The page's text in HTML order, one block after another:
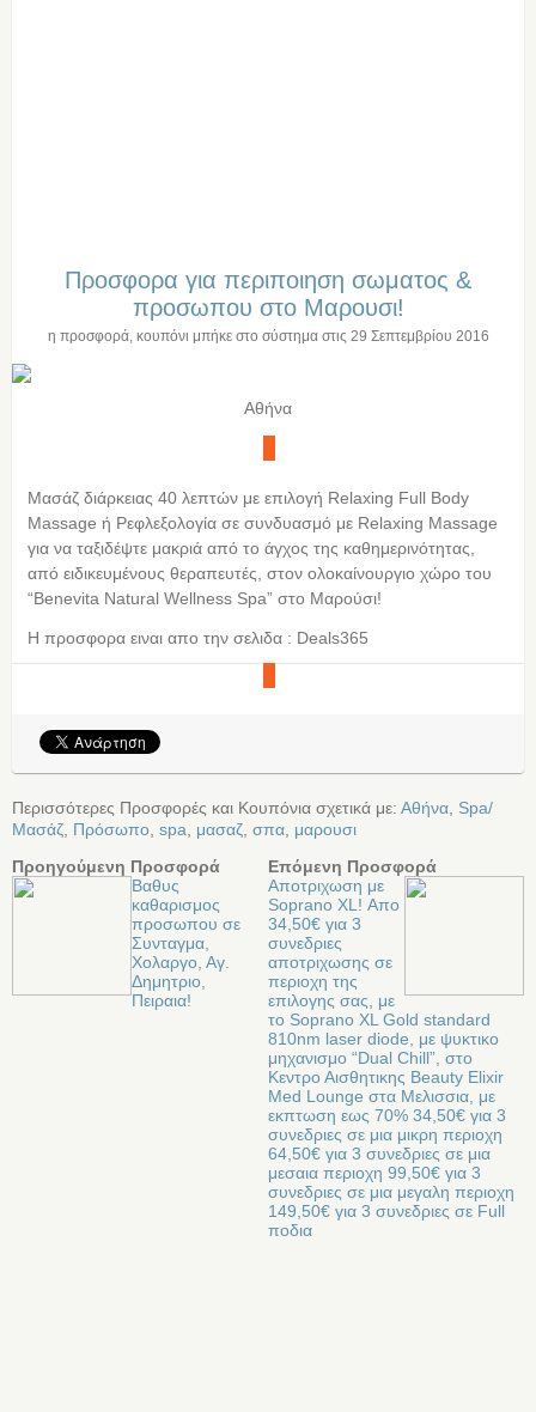
Προσφορα για περιποιηση σωματος &
προσωπου στο Μαρουσι!
η προσφορά, κουπόνι μπήκε στο σύστημα στις 29 Σεπτεμβρίου 2016
Αθήνα
Μασάζ διάρκειας 40 λεπτών με επιλογή Relaxing Full Body
Massage ή Ρεφλεξολογία σε συνδυασμό με Relaxing Massage
για να ταξιδέψτε μακριά από το άγχος της καθημερινότητας,
από ειδικευμένους θεραπευτές, στον ολοκαίνουργιο χώρο του
“Benevita Natural Wellness Spa” στο Μαρούσι!
Η προσφορα ειναι απο την σελιδα : Deals365
Περισσότερες Προσφορές και Κουπόνια σχετικά με: Αθήνα Spa/
Μασάζ Πρόσωπο spa μασαζ σπα μαρουσι
Προηγούμενη Προσφορά
Βαθυς
καθαρισμος
προσωπου σε
Συνταγμα,
Χολαργο, Αγ.
Δημητριο,
Πειραια!
Επόμενη Προσφορά
Αποτριχωση με
Soprano XL! Απο
34,50€ για 3
συνεδριες
αποτριχωσης σε
περιοχη της
επιλογης σας, με
το Soprano XL Gold standard
810nm laser diode, με ψυκτικο
μηχανισμο “Dual Chill”, στο
Κεντρο Αισθητικης Beauty Elixir
Med Lounge στα Μελισσια, με
εκπτωση εως 70% 34,50€ για 3
συνεδριες σε μια μικρη περιοχη
64,50€ για 3 συνεδριες σε μια
μεσαια περιοχη 99,50€ για 3
συνεδριες σε μια μεγαλη περιοχη
149,50€ για 3 συνεδριες σε Full
ποδια